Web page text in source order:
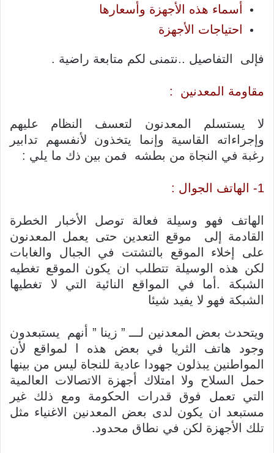
أسماء هذه الأجهزة وأسعارها
احتياجات الأجهزة
فإلى التفاصيل ..نتمنى لكم متابعة راضية .
مقاومة المعدنين :
لا يستسلم المعدنون لتعسف النظام عليهم
وإجراءاته القاسية وإنما يتخذون لأنفسهم تدابير
رغبة في النجاة من بطشه فمن بين ذك ما يلي :
1- الهاتف الجوال :
الهاتف فهو وسيلة فعالة توصل الأخبار الخطرة
القادمة إلى موقع التعدين حتى يعمل المعدنون
على إخلاء الموقع بالتشتت في الجبال والغابات
لكن هذه الوسيلة تتطلب ان يكون الموقع تغطيه
الشبكة .أما في المواقع النائية التي لا تغطيها
الشبكة فهو لا يفيد شيئا
ويتحدث بعض المعدنين لـــ ” زينا ” أنهم يستبعدون
وجود هاتف الثريا في بعض هذه ا لمواقع لأن
المواطنين يبذلون جهودا عادية للنجاة ليس من بينها
حمل السلاح ولا امتلاك أجهزة الاتصالات العالمية
التي تعمل فوق قدرات الحكومة ومع ذلك غير
مستبعد ان يكون لدى بعض المعدنين الاغنياء مثل
تلك الأجهزة لكن في نطاق محدود.